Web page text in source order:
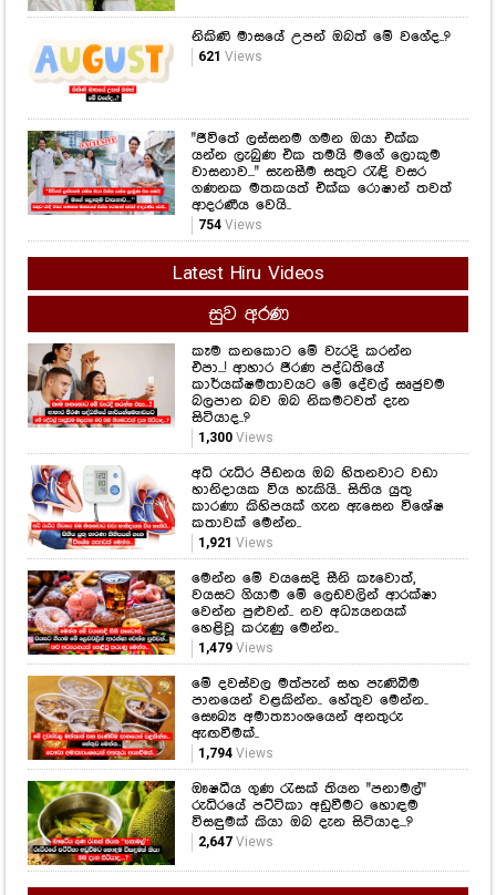
"ජීවිතේ ලස්සනම ගමන ඔයා එක්ක
යන්න ලැබුණ එක තමයි මගේ ලොකුම
වාසනාව..." සැනසීම සතුට රැඳි වසර
ගණනක මතකයත් එක්ක රොෂාන් තවත්
Latest Hiru Videos
සුව අරණ
කෑම කනකොට මේ වැරදි කරන්න
එපා...! ආහාර ජීරණ පද්ධතියේ
කාර්යක්ෂමතාවයට මේ දේවල් සෘජුවම
බලපාන බව ඔබ නිකමටවත් දැන
සිටියාද..?
1,300Views
අධි රුධිර පීඩනය ඔබ හිතනවාට වඩා
හානිදායක විය හැකියි.. සිතිය යුතු
කාරණා කිහිපයක් ගැන ඇසෙන විශේෂ
කතාවක් මෙන්න..
1,921Views
මෙන්න මේ වයසෙදි සීනි කෑවොත්,
වයසට ගියාම මේ ලෙඩවලින් ආරක්ෂා
වෙන්න පුළුවන්.. නව අධ්‍යයනයක්
හෙළිවූ කරුණු මෙන්න..
1,479Views
මේ දවස්වල මත්පැන් සහ පැණිබීම
පානයෙන් වළකින්න.. හේතුව මෙන්න..
සෞඛ්‍ය අමාත්‍යාංශයෙන් අනතුරු
ඇඟවීමක්..
1,794Views
ඖෂධීය ගුණ රැසක් තියන "පනාමල්"
රුධිරයේ පට්ටිකා අඩුවීමට හොඳම
විසඳුමක් කියා ඔබ දැන සිටියාද...?
2,647Views
Hot Gossip
CLICK HERE